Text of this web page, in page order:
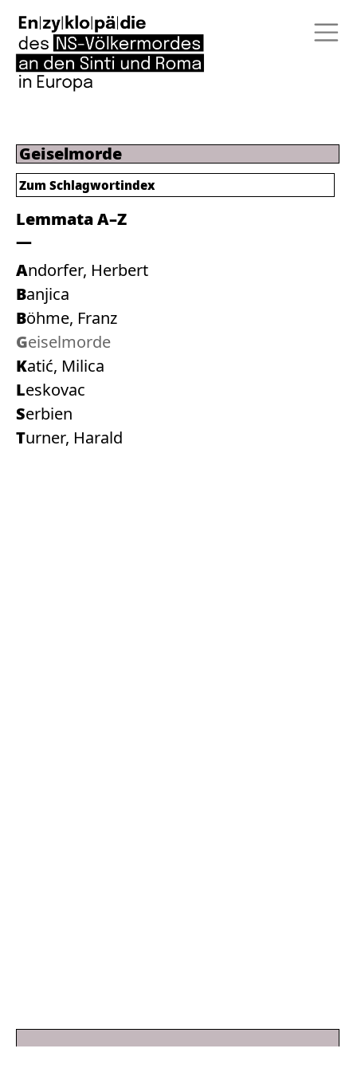
Geiselmorde
Lemmata A–Z
Andorfer, Herbert
Banjica
Böhme, Franz
Geiselmorde
Katić, Milica
Leskovac
Serbien
Turner, Harald
Zum Schlagwortindex